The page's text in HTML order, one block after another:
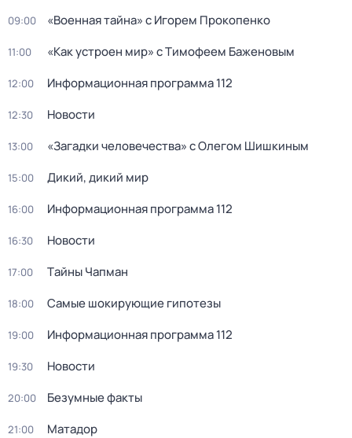
09:00 «Военная тайна» с Игорем Прокопенко
11:00 «Как устроен мир» с Тимофеем Баженовым
12:00 Информационная программа 112
12:30 Новости
13:00 «Загадки человечества» с Олегом Шишкиным
15:00 Дикий, дикий мир
16:00 Информационная программа 112
16:30 Новости
17:00 Тaйны Чапман
18:00 Самые шoкиpующие гипотезы
19:00 Информационная программа 112
19:30 Новости
20:00 Безумные факты
21:00 Матадор